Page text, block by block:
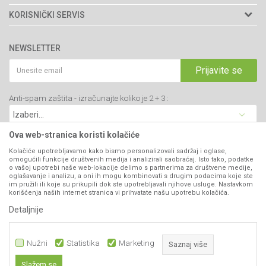
Adresa: Kraljevačkog bataljona 235/2
34000 Kragujevac, Srbija
webshop@agromarket.rs
PIB: 102135221
Matični broj: 07593252
O nama
Prodavnice
Brendovi
Katalozi
Blog
Najčešća pitanja
KORISNIČKI SERVIS
Politika privatnosti
Kako kupiti
Isporuka
Click & Collect
Načini plaćanja
Plaćanje karticama
Web kredit Raiffeisen banke
Pravo na odustajanje
Reklamacije
Zamena artikala
NEWSLETTER
Prijavite se
Anti-spam zaštita - izračunajte koliko je 2 + 3 :
VIBER I SMS NEWSLETTER
Prijavite se
PRATITE NAS
Ova web-stranica koristi kolačiće
Kolačiće upotrebljavamo kako bismo personalizovali sadržaj i oglase,
omogućili funkcije društvenih medija i analizirali saobraćaj. Isto tako, podatke
o vašoj upotrebi naše web-lokacije delimo s partnerima za društvene medije,
oglašavanje i analizu, a oni ih mogu kombinovati s drugim podacima koje ste
im pružili ili koje su prikupili dok ste upotrebljavali njihove usluge. Nastavkom
korišćenja naših internet stranica vi prihvatate našu upotrebu kolačića.
Detaljnije
Nužni Statistika Marketing Saznaj više